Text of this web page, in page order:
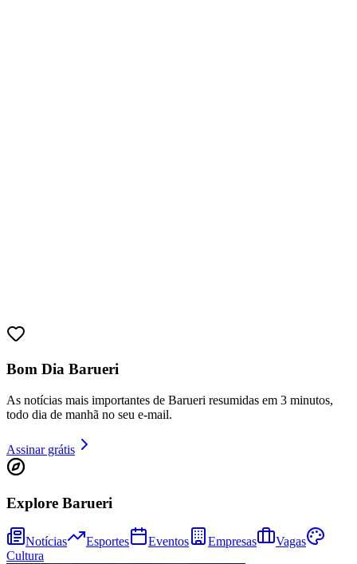
Bom Dia Barueri
As notícias mais importantes de Barueri resumidas em 3 minutos,
todo dia de manhã no seu e-mail.
Assinar grátis
Explore Barueri
Notícias Esportes Eventos Empresas
Vagas
Cultura